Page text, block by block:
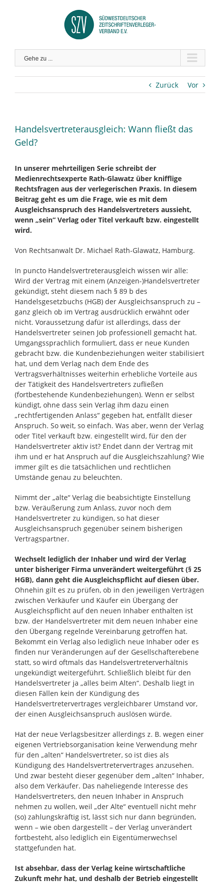
Gehe zu ...
Zurück Vor
Handelsvertreterausgleich: Wann fließt das
Geld?
In unserer mehrteiligen Serie schreibt der
Medienrechtsexperte Rath-Glawatz über knifflige
Rechtsfragen aus der verlegerischen Praxis. In diesem
Beitrag geht es um die Frage, wie es mit dem
Ausgleichsanspruch des Handelsvertreters aussieht,
wenn „sein“ Verlag oder Titel verkauft bzw. eingestellt
wird.
Von Rechtsanwalt Dr. Michael Rath-Glawatz, Hamburg.
In puncto Handelsvertreterausgleich wissen wir alle:
Wird der Vertrag mit einem (Anzeigen-)Handelsvertreter
gekündigt, steht diesem nach § 89 b des
Handelsgesetzbuchs (HGB) der Ausgleichsanspruch zu –
ganz gleich ob im Vertrag ausdrücklich erwähnt oder
nicht. Voraussetzung dafür ist allerdings, dass der
Handelsvertreter seinen Job professionell gemacht hat.
Umgangssprachlich formuliert, dass er neue Kunden
gebracht bzw. die Kundenbeziehungen weiter stabilisiert
hat, und dem Verlag nach dem Ende des
Vertragsverhältnisses weiterhin erhebliche Vorteile aus
der Tätigkeit des Handelsvertreters zufließen
(fortbestehende Kundenbeziehungen). Wenn er selbst
kündigt, ohne dass sein Verlag ihm dazu einen
„rechtfertigenden Anlass“ gegeben hat, entfällt dieser
Anspruch. So weit, so einfach. Was aber, wenn der Verlag
oder Titel verkauft bzw. eingestellt wird, für den der
Handelsvertreter aktiv ist? Endet dann der Vertrag mit
ihm und er hat Anspruch auf die Ausgleichszahlung? Wie
immer gilt es die tatsächlichen und rechtlichen
Umstände genau zu beleuchten.
Nimmt der „alte“ Verlag die beabsichtigte Einstellung
bzw. Veräußerung zum Anlass, zuvor noch dem
Handelsvertreter zu kündigen, so hat dieser
Ausgleichsanspruch gegenüber seinem bisherigen
Vertragspartner.
Wechselt lediglich der Inhaber und wird der Verlag
unter bisheriger Firma unverändert weitergeführt (§ 25
HGB), dann geht die Ausgleichspflicht auf diesen über.
Ohnehin gilt es zu prüfen, ob in den jeweiligen Verträgen
zwischen Verkäufer und Käufer ein Übergang der
Ausgleichspflicht auf den neuen Inhaber enthalten ist
bzw. der Handelsvertreter mit dem neuen Inhaber eine
den Übergang regelnde Vereinbarung getroffen hat.
Bekommt ein Verlag also lediglich neue Inhaber oder es
finden nur Veränderungen auf der Gesellschafterebene
statt, so wird oftmals das Handelsvertreterverhältnis
ungekündigt weitergeführt. Schließlich bleibt für den
Handelsvertreter ja „alles beim Alten“. Deshalb liegt in
diesen Fällen kein der Kündigung des
Handelsvertretervertrages vergleichbarer Umstand vor,
der einen Ausgleichsanspruch auslösen würde.
Hat der neue Verlagsbesitzer allerdings z. B. wegen einer
eigenen Vertriebsorganisation keine Verwendung mehr
für den „alten“ Handelsvertreter, so ist dies als
Kündigung des Handelsvertretervertrages anzusehen.
Und zwar besteht dieser gegenüber dem „alten“ Inhaber,
also dem Verkäufer. Das naheliegende Interesse des
Handelsvertreters, den neuen Inhaber in Anspruch
nehmen zu wollen, weil „der Alte“ eventuell nicht mehr
(so) zahlungskräftig ist, lässt sich nur dann begründen,
wenn – wie oben dargestellt – der Verlag unverändert
fortbesteht, also lediglich ein Eigentümerwechsel
stattgefunden hat.
Ist absehbar, dass der Verlag keine wirtschaftliche
Zukunft mehr hat, und deshalb der Betrieb eingestellt